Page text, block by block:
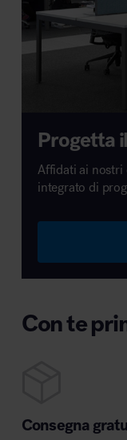
Progetta
Affidati ai nostri
integrato di
Con te
Consegna